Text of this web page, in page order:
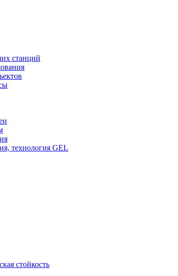
станций
технология GEL
стойкость